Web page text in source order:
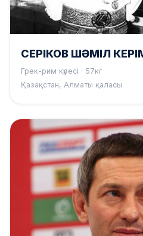
СЕРІКОВ ШӘМІЛ
Грек-рим күресі · 57кг
Қазақстан, Алматы қаласы